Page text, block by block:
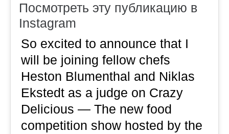
Посмотреть эту публикацию в
Instagram
So excited to announce that I
will be joining fellow chefs
Heston Blumenthal and Niklas
Ekstedt as a judge on Crazy
Delicious — The new food
competition show hosted by the